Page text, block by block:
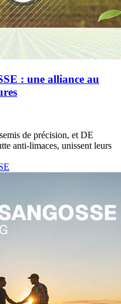
: une alliance au
de précision, et DE
anti-limaces, unissent leurs